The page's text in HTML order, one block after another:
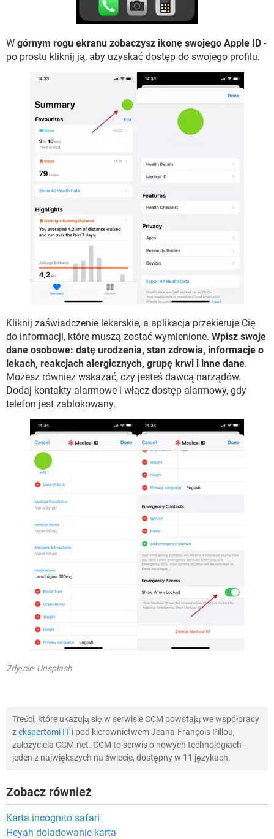
W górnym rogu ekranu zobaczysz ikonę swojego Apple ID -
po prostu kliknij ją, aby uzyskać dostęp do swojego profilu.
Kliknij zaświadczenie lekarskie, a aplikacja przekieruje Cię
do informacji, które muszą zostać wymienione. Wpisz swoje
dane osobowe: datę urodzenia, stan zdrowia, informacje o
lekach, reakcjach alergicznych, grupę krwi i inne dane.
Możesz również wskazać, czy jesteś dawcą narządów.
Dodaj kontakty alarmowe i włącz dostęp alarmowy, gdy
telefon jest zablokowany.
Zdjęcie: Unsplash
Treści, które ukazują się w serwisie CCM powstają we współpracy
zekspertami IT i pod kierownictwem Jeana-François Pillou,
założyciela CCM.net. CCM to serwis o nowych technologiach -
jeden z największych na świecie, dostępny w 11 językach.
Zobacz również
Karta incognito safari
Heyah doladowanie karta